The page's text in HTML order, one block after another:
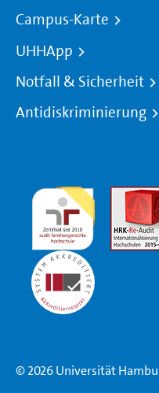
Campus-Karte
UHHApp
Notfall & Sicherheit
Antidiskriminierung
© 2026 Universität